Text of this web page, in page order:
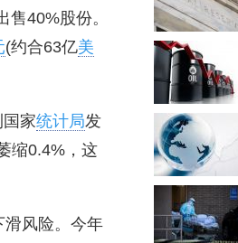
40%股份。
(约合63亿美
家统计局发
缩0.4%，这
滑风险。今年